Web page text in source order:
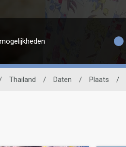
Thailand / Daten / Plaats /